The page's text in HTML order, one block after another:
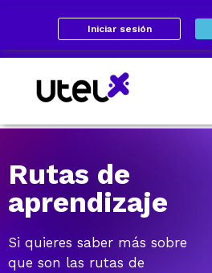
Iniciar sesión
Rutas de
aprendizaje
Si quieres saber más sobre
que son las rutas de